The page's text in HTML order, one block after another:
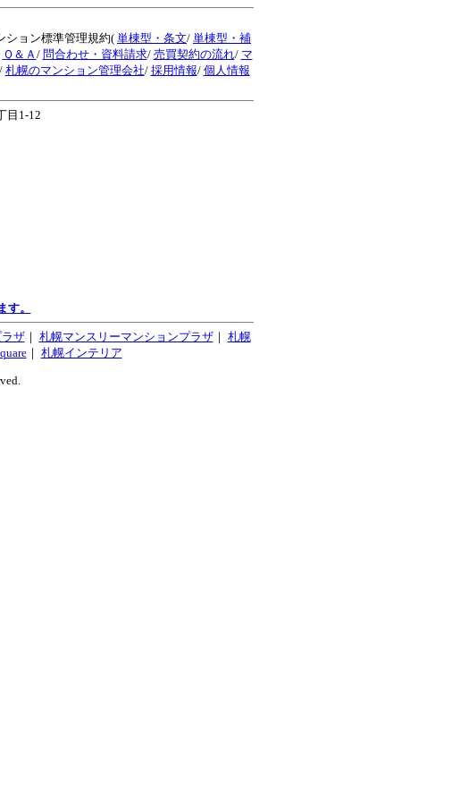
ション標準管理規約( 単棟型・条文/ 単棟型・補
Ｑ＆Ａ / 問合わせ・資料請求/ 売買契約の流れ/ マ
/ 札幌のマンション管理会社/ 採用情報/ 個人情報
目1-12
。
ザ｜ 札幌マンスリーマンションプラザ｜ 札幌
｜ 札幌インテリア